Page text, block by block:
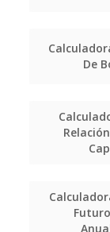
De